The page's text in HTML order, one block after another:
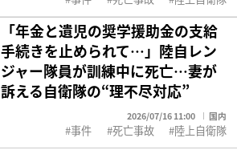
「年金と遺児の奨学援助金の支給
手続きを止められて…」陸自レン
ジャー隊員が訓練中に死亡…妻が
訴える自衛隊の“理不尽対応”
2026/07/16 11:00 国内
事件 死亡事故 陸上自衛隊